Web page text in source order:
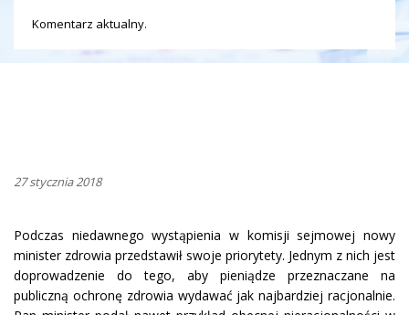
Komentarz aktualny.
27 stycznia 2018
Podczas niedawnego wystąpienia w komisji sejmowej nowy
minister zdrowia przedstawił swoje priorytety. Jednym z nich jest
doprowadzenie do tego, aby pieniądze przeznaczane na
publiczną ochronę zdrowia wydawać jak najbardziej racjonalnie.